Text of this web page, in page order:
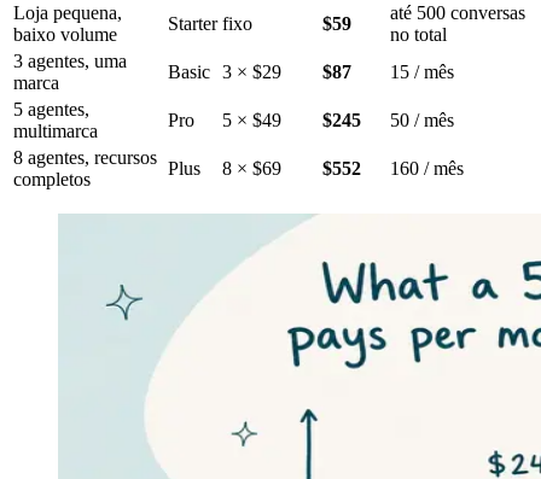
Loja pequena,
baixo volume
Starter fixo $59
até 500 conversas
no total
3 agentes, uma
marca
Basic 3 × $29 $87
15 / mês
5 agentes,
multimarca
Pro 5 × $49 $245
50 / mês
8 agentes, recursos
completos
Plus 8 × $69 $552 160 / mês